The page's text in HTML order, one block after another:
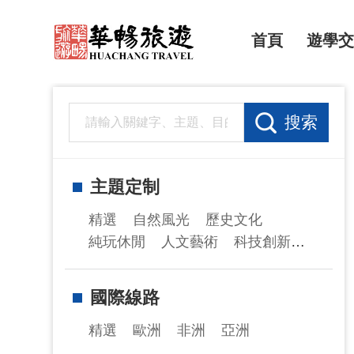
首頁 遊學
搜索
主題定制
精選 自然風光
歷史文化
純玩休閒
人文藝術
科技創新
紅色足跡
一帶一路
國際線路
精選 歐洲 非洲 亞洲